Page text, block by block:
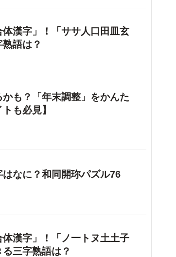
漢字」！「ササ人口田皿玄
語は？
も？「年末調整」をかんた
も必見】
はなに？和同開珎パズル76
漢字」！「ノ一トヌ土土子
三字熟語は？